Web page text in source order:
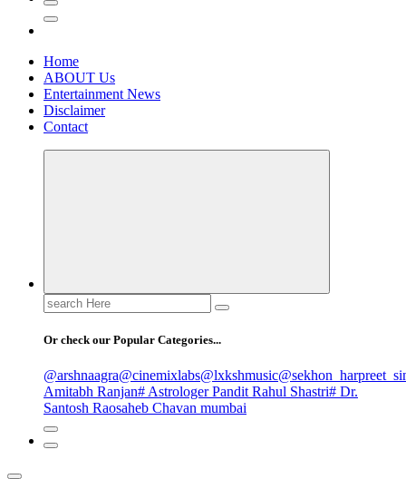
Home
ABOUT Us
Entertainment News
Disclaimer
Contact
Search
for:
Or check our Popular Categories...
@arshnaagra@cinemixlabs@lxkshmusic
Amitabh Ranjan# Astrologer Pandit Rahul Shastri# Dr.
Santosh Raosaheb Chavan mumbai